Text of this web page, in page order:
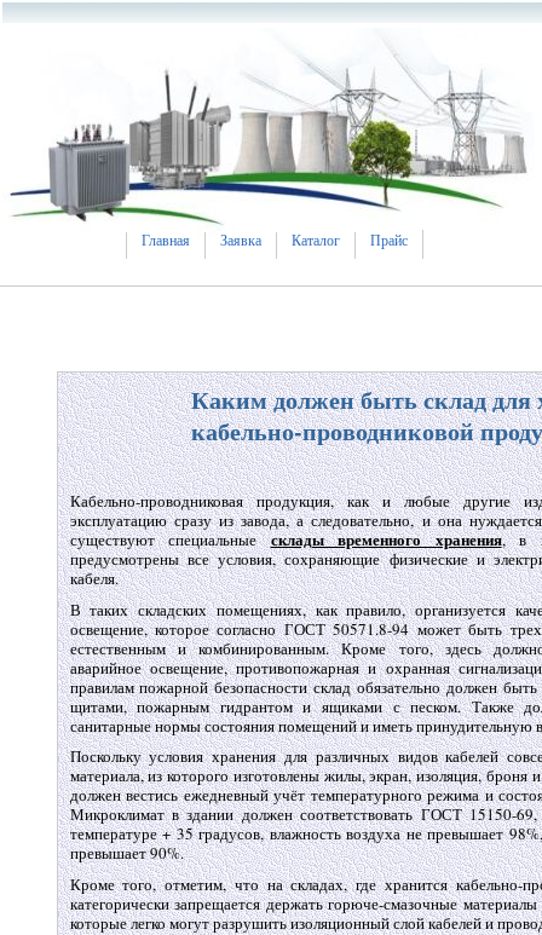
Главная Заявка Каталог Прайс
Каким должен быть склад для
кабельно-проводниковой
Кабельно-проводниковая продукция, как и любые другие
эксплуатацию сразу из завода, а следовательно, и она
существуют специальныесклады временного хранения, в
предусмотрены все условия, сохраняющие физические и
кабеля.
В таких складских помещениях, как правило, организуется
освещение, которое согласно ГОСТ 50571.8-94 может быть
естественным и комбинированным. Кроме того, здесь
аварийное освещение, противопожарная и охранная
правилам пожарной безопасности склад обязательно должен
щитами, пожарным гидрантом и ящиками с песком. Также
санитарные нормы состояния помещений и иметь принудительную
Поскольку условия хранения для различных видов кабелей
материала, из которого изготовлены жилы, экран, изоляция, броня
должен вестись ежедневный учёт температурного режима и
Микроклимат в здании должен соответствовать ГОСТ 15150-
температуре + 35 градусов, влажность воздуха не превышает
превышает 90%.
Кроме того, отметим, что на складах, где хранится кабельно-
категорически запрещается держать горюче-смазочные
которые легко могут разрушить изоляционный слой кабелей и